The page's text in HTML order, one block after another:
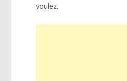
voulez.